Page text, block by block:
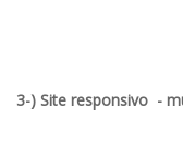
3-) Site responsivo -